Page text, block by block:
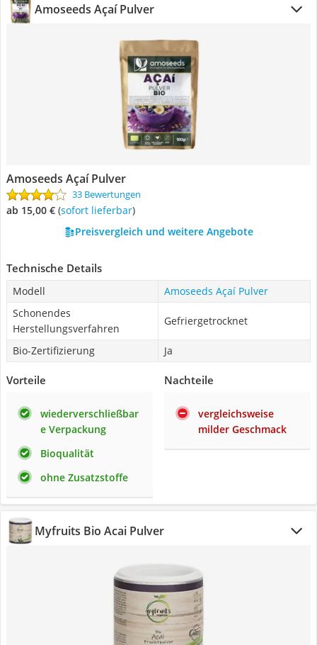
Amoseeds Açaí Pulver
Amoseeds Açaí Pulver
33 Bewertungen
ab 15,00 € ( Sofort lieferbar)
Preisvergleich und weitere Angebote
Technische Details
Modell
Amoseeds Açaí Pulver
Schonendes
Herstellungsverfahren
Gefriergetrocknet
Bio-Zertifizierung Ja
Vorteile
wiederverschließbar
e Verpackung
Bioqualität
ohne Zusatzstoffe
Nachteile
vergleichsweise
milder Geschmack
Myfruits Bio Acai Pulver